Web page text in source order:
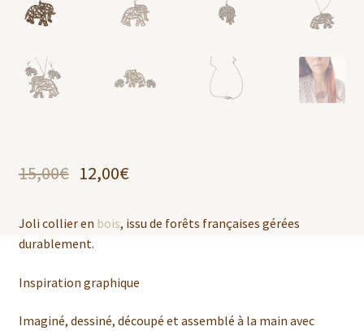
15,00€ 12,00€
Joli collier en bois, issu de forêts françaises gérées
durablement.
Inspiration graphique
Imaginé, dessiné, découpé et assemblé à la main avec